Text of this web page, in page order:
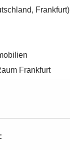
Frankfurt)
Frankfurt